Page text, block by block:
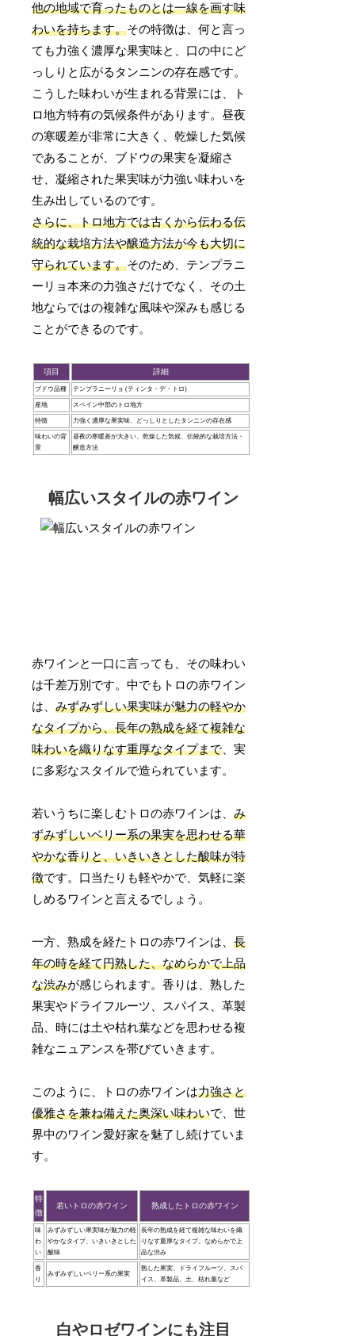
他の地域で育ったものとは一線を画す味
わいを持ちます。その特徴は、何と言っ
ても力強く濃厚な果実味と、口の中にど
っしりと広がるタンニンの存在感です。
こうした味わいが生まれる背景には、ト
ロ地方特有の気候条件があります。昼夜
の寒暖差が非常に大きく、乾燥した気候
であることが、ブドウの果実を凝縮さ
せ、凝縮された果実味が力強い味わいを
生み出しているのです。
さらに、トロ地方では古くから伝わる伝
統的な栽培方法や醸造方法が今も大切に
守られています。そのため、テンプラニ
ーリョ本来の力強さだけでなく、その土
地ならではの複雑な風味や深みも感じる
ことができるのです。
項目 詳細
ブドウ品種 テンプラニーリョ (ティンタ・デ・トロ)
産地 スペイン中部のトロ地方
特徴 力強く濃厚な果実味、どっしりとしたタンニンの存在感
味わいの背
景
昼夜の寒暖差が大きい、乾燥した気候、伝統的な栽培方法・
醸造方法
幅広いスタイルの赤ワイン
赤ワインと一口に言っても、その味わい
は千差万別です。中でもトロの赤ワイン
は、みずみずしい果実味が魅力の軽やか
なタイプから、長年の熟成を経て複雑な
味わいを織りなす重厚なタイプまで 、実
に多彩なスタイルで造られています。
若いうちに楽しむトロの赤ワインは、み
ずみずしいベリー系の果実を思わせる華
やかな香りと、いきいきとした酸味が特
徴です。口当たりも軽やかで、気軽に楽
しめるワインと言えるでしょう。
一方、熟成を経たトロの赤ワインは、長
年の時を経て円熟した、なめらかで上品
な渋みが感じられます。香りは、熟した
果実やドライフルーツ、スパイス、革製
品、時には土や枯れ葉などを思わせる複
雑なニュアンスを帯びていきます。
このように、トロの赤ワインは力強さと
優雅さを兼ね備えた奥深い味わいで、世
界中のワイン愛好家を魅了し続けていま
す。
特
徴
若いトロの赤ワイン 熟成したトロの赤ワイン
味
わ
い
みずみずしい果実味が魅力の軽
やかなタイプ、いきいきとした
酸味
長年の熟成を経て複雑な味わいを織
りなす重厚なタイプ、なめらかで上
品な渋み
香
り
みずみずしいベリー系の果実
熟した果実、ドライフルーツ、スパ
イス、革製品、土、枯れ葉など
白やロゼワインにも注目